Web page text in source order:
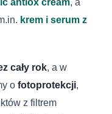
krem i serum z
cały rok, a w
o fotoprotekcji,
z filtrem